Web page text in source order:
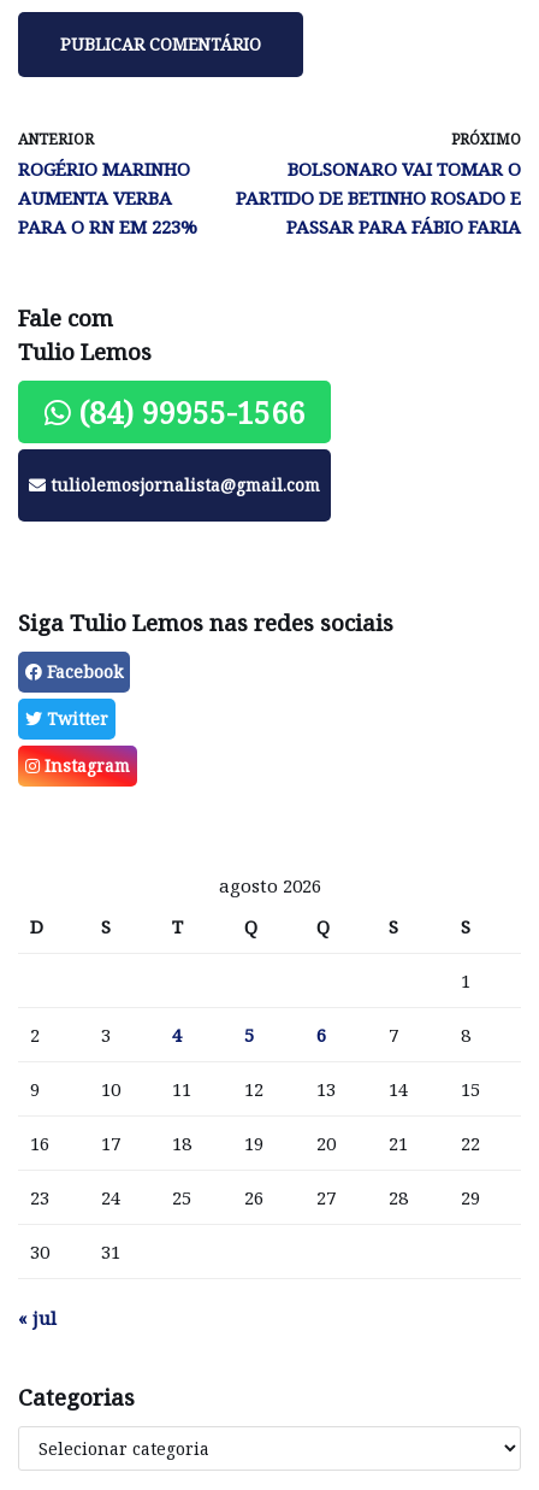
ANTERIOR
ROGÉRIO MARINHO
AUMENTA VERBA
PARA O RN EM 223%
PRÓXIMO
BOLSONARO VAI TOMAR O
PARTIDO DE BETINHO ROSADO E
PASSAR PARA FÁBIO FARIA
Fale com
Tulio Lemos
(84) 99955-1566
tuliolemosjornalista@gmail.com
Siga Tulio Lemos nas redes sociais
Facebook
Twitter
Instagram
agosto 2026
D
S T Q Q S S
1
2 3 4 5 6 7 8
9 10 11 12 13 14 15
16 17 18 19 20 21 22
23 24 25 26 27 28 29
30 31
« jul
Categorias